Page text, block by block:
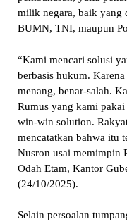
milik negara, baik yang
BUMN, TNI, maupun
“Kami mencari solusi
berbasis hukum.
menang, benar-salah.
Rumus yang kami pakai
win-win solution.
mencatatkan bahwa itu
Nusron usai memimpin
Odah Etam, Kantor
(24/10/2025).
Selain persoalan